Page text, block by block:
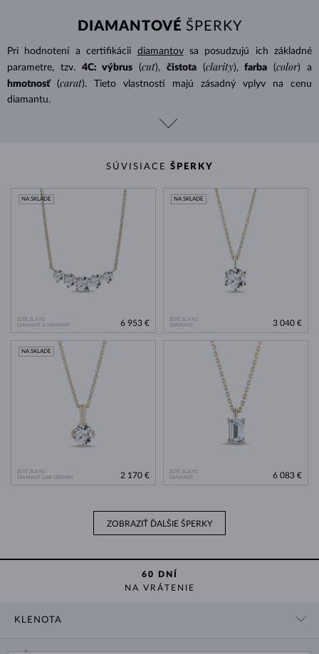
DIAMANTOVÉ ŠPERKY
Pri hodnotení a certifikácii diamantovsa posudzujú ich základné
parametre, tzv.
4C: výbrus (cut), čistota (clarity), farba (color) a
hmotnosť
(carat). Tieto vlastnosti majú zásadný vplyv na cenu
diamantu.
SÚVISIACE ŠPERKY
ŽLTÉ ZLATO
DIAMANT & DIAMANT
NA SKLADE
6 953 €
ŽLTÉ ZLATO
DIAMANT
NA SKLADE
3 040 €
ŽLTÉ ZLATO
DIAMANT LAB GROWN
NA SKLADE
2 170 €
ŽLTÉ ZLATO
DIAMANT
6 083 €
ZOBRAZIŤ ĎALŠIE ŠPERKY
60 DNÍ
NA VRÁTENIE
KLENOTA